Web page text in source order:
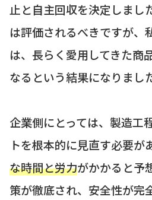
止と自主回収を決定しまし
は評価されるべきですが、
は、長らく愛用してきた商
なるという結果になりまし
企業側にとっては、製造工
トを根本的に見直す必要が
な時間と労力がかかると予
策が徹底され、安全性が完